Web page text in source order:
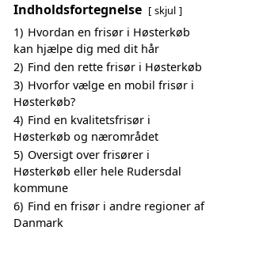
Indholdsfortegnelse skjul
1) Hvordan en frisør i Høsterkøb
kan hjælpe dig med dit hår
2) Find den rette frisør i Høsterkøb
3) Hvorfor vælge en mobil frisør i
Høsterkøb?
4) Find en kvalitetsfrisør i
Høsterkøb og nærområdet
5) Oversigt over frisører i
Høsterkøb eller hele Rudersdal
kommune
6) Find en frisør i andre regioner af
Danmark